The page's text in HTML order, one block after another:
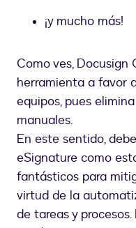
¡y mucho más!
Como ves,
herramienta a favor
equipos, pues
manuales.
En este sentido,
eSignature como
fantásticos para
virtud de la
de tareas y